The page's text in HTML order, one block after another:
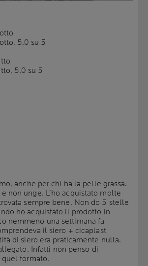
5.0 su 5
5.0 su 5
anche per chi ha la pelle grassa.
non unge. L’ho acquistato molte
sempre bene. Non do 5 stelle
ho acquistato il prodotto in
nemmeno una settimana fa
il siero + cicaplast
di siero era praticamente nulla.
Infatti non penso di
formato.